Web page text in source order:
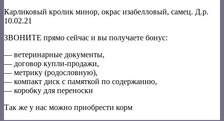
Карликовый кролик минор, окрас изабелловый, самец. Д.р.
10.02.21
ЗВОНИТЕ прямо сейчас и вы получаете бонус:
— ветеринарные документы,
— договор купли-продажи,
— метрику (родословную),
— компакт диск с памяткой по содержанию,
— коробку для переноски
Так же у нас можно приобрести корм